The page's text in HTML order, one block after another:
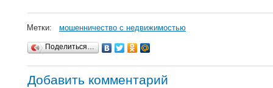
Метки: мошенничество с недвижимостью
Поделиться…
Добавить комментарий